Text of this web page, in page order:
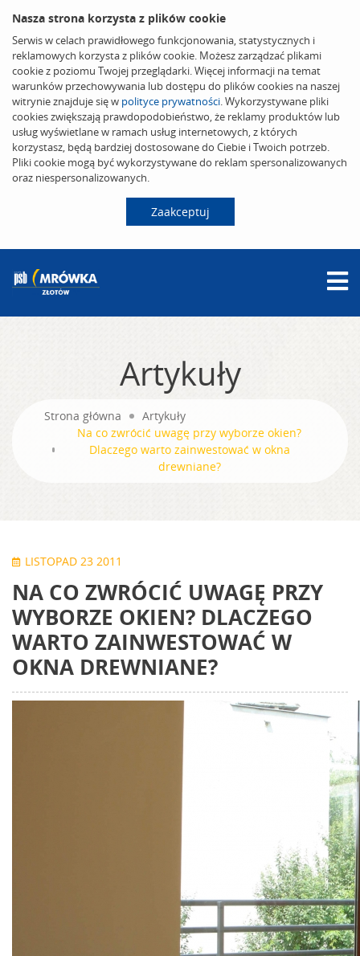
Nasza strona korzysta z plików cookie
Serwis w celach prawidłowego funkcjonowania, statystycznych i
reklamowych korzysta z plików cookie. Możesz zarządzać plikami
cookie z poziomu Twojej przeglądarki. Więcej informacji na temat
warunków przechowywania lub dostępu do plików cookies na naszej
witrynie znajduje się w polityce prywatności. Wykorzystywane pliki
cookies zwiększają prawdopodobieństwo, że reklamy produktów lub
usług wyświetlane w ramach usług internetowych, z których
korzystasz, będą bardziej dostosowane do Ciebie i Twoich potrzeb.
Pliki cookie mogą być wykorzystywane do reklam spersonalizowanych
oraz niespersonalizowanych.
Zaakceptuj
Artykuły
Strona główna
Artykuły
Na co zwrócić uwagę przy wyborze okien?
Dlaczego warto zainwestować w okna
drewniane?
LISTOPAD 23 2011
NA CO ZWRÓCIĆ UWAGĘ PRZY
WYBORZE OKIEN? DLACZEGO
WARTO ZAINWESTOWAĆ W
OKNA DREWNIANE?